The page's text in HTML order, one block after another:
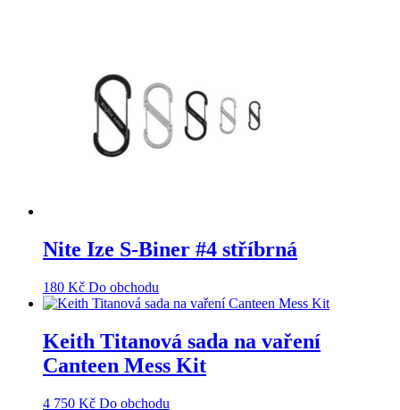
Nite Ize S-Biner #4 stříbrná
180 Kč Do obchodu
Keith Titanová sada na vaření
Canteen Mess Kit
4 750 Kč Do obchodu